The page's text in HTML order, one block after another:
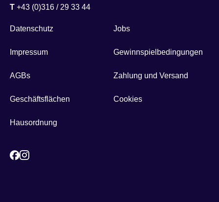
T +43 (0)316 / 29 33 44
Datenschutz
Impressum
AGBs
Geschäftsflächen
Hausordnung
Jobs
Gewinnspielbedingungen
Zahlung und Versand
Cookies